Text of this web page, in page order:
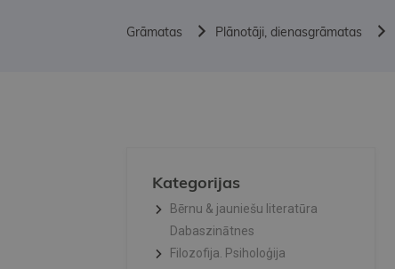
Grāmatas Plānotāji, dienasgrāmatas
Kategorijas
Bērnu & jauniešu literatūra
Dabaszinātnes
Filozofija. Psiholoģija